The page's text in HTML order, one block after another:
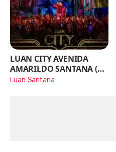
LUAN CITY AVENIDA
AMARILDO SANTANA (Ao
Vivo)
Luan Santana